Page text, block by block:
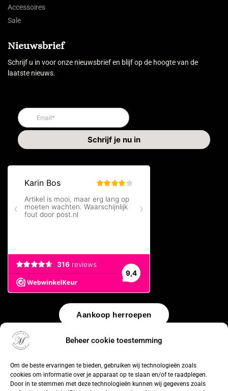
Beheer cookie toestemming
Om de beste ervaringen te bieden, gebruiken wij technologieën zoals
cookies om informatie over je apparaat op te slaan en/of te raadplegen.
Door in te stemmen met deze technologieën kunnen wij gegevens zoals
Accessoires
Sale
Nieuwsbrief
Schrijf u in voor onze nieuwsbrief en blijf op de hoogte van de
laatste nieuws.
Aankoop herroepen
© 2026 by WebUnlimited–Algemene voorwaarden